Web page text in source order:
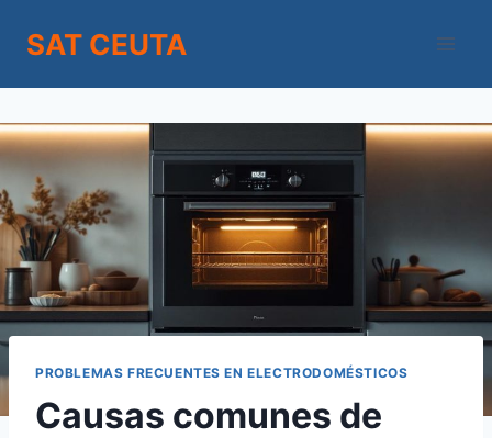
SAT CEUTA
PROBLEMAS FRECUENTES EN ELECTRODOMÉSTICOS
Causas comunes de